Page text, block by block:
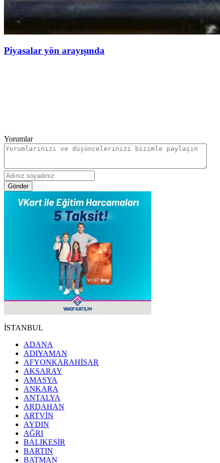
Piyasalar yön arayışında
Yorumlar
Gönder
İSTANBUL
ADANA
ADIYAMAN
AFYONKARAHİSAR
AKSARAY
AMASYA
ANKARA
ANTALYA
ARDAHAN
ARTVİN
AYDIN
AĞRI
BALIKESİR
BARTIN
BATMAN